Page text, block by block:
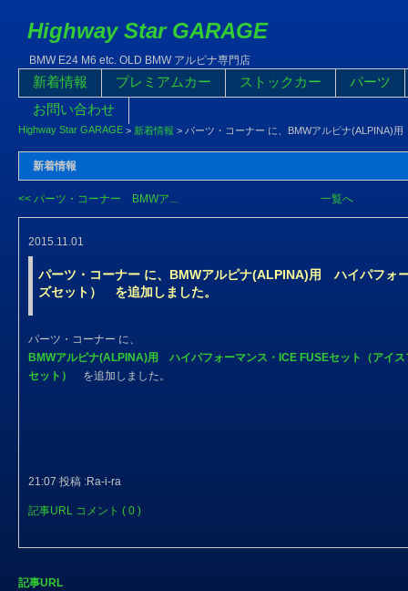
Highway Star GARAGE
BMW E24 M6 etc. OLD BMW アルピナ専門店
新着情報 プレミアムカー ストックカー
パーツ
お問い合わせ
Highway Star GARAGE > 新着情報 > パーツ・コーナー に、BMWアルピナ(ALPINA)
新着情報
<< パーツ・コーナー BMWア... 一覧へ
2015.11.01
パーツ・コーナー に、BMWアルピナ(ALPINA)用 ハイパフォ
ズセット） を追加しました。
パーツ・コーナー に、
BMWアルピナ(ALPINA)用 ハイパフォーマンス・ICE FUSEセット（アイス
セット）
を追加しました。
21:07 投稿 :Ra-i-ra
記事URL コメント ( 0 )
記事URL